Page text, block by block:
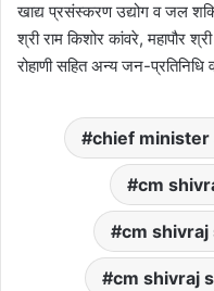
खाद्य प्रसंस्करण उद्योग व जल
श्री राम किशोर कांवरे, महापौर
रोहाणी सहित अन्य जन-
chief minister
cm
cm shivraj
cm shivraj